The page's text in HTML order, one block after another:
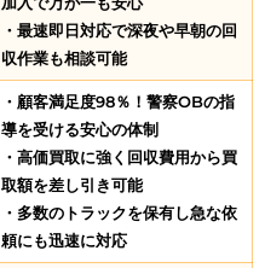
・最速即日対応で深夜や早朝の回
収作業も相談可能
・顧客満足度98％！警察OBの指
導を受ける安心の体制
・高価買取に強く回収費用から買
取額を差し引き可能
・多数のトラックを保有し急な依
頼にも迅速に対応